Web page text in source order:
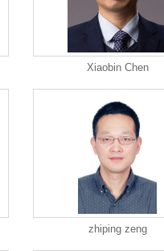
Xiaobin Chen
zhiping zeng